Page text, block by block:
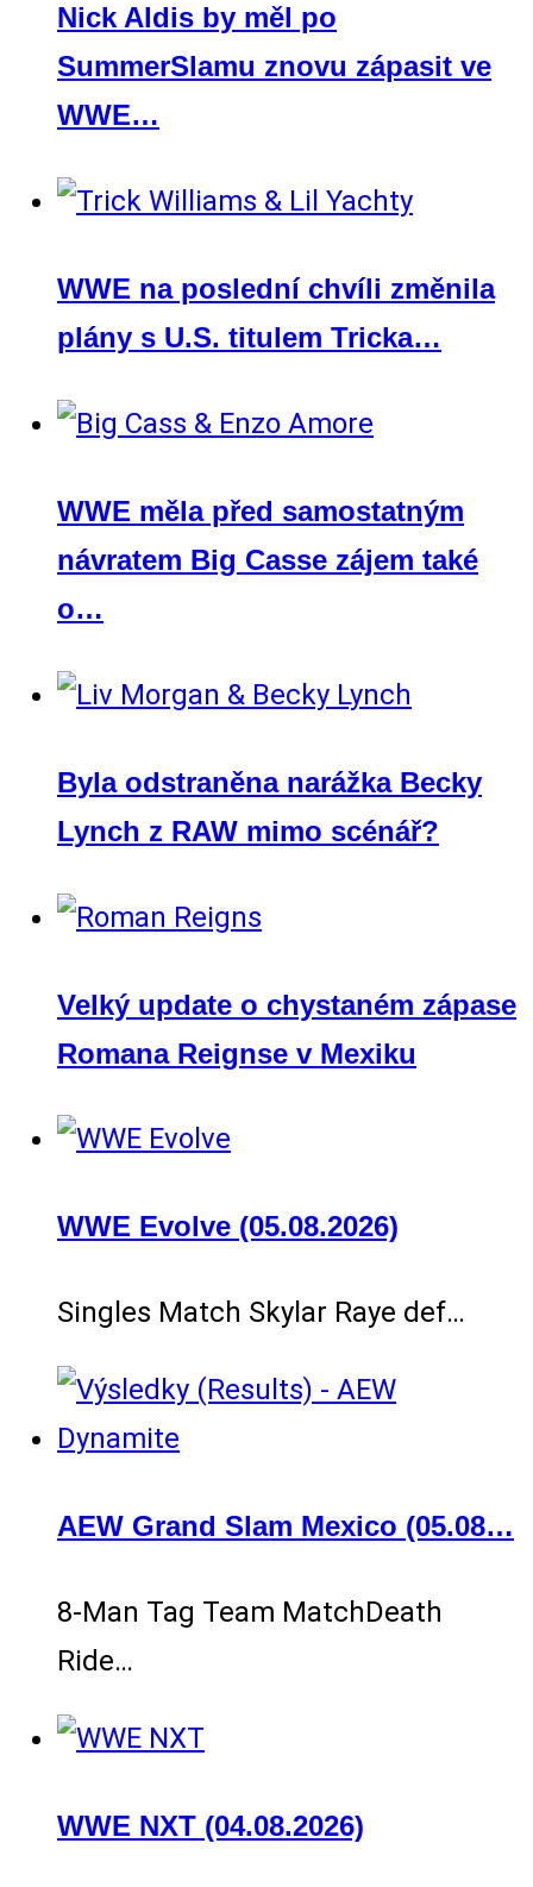
Nick Aldis by měl po
SummerSlamu znovu zápasit ve
WWE…
WWE na poslední chvíli změnila
plány s U.S. titulem Tricka…
WWE měla před samostatným
návratem Big Casse zájem také
o…
Byla odstraněna narážka Becky
Lynch z RAW mimo scénář?
Velký update o chystaném zápase
Romana Reignse v Mexiku
WWE Evolve (05.08.2026)
Singles Match Skylar Raye def…
AEW Grand Slam Mexico (05.08…
8-Man Tag Team MatchDeath
Ride…
WWE NXT (04.08.2026)